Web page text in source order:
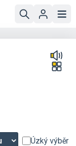
Úzký výběr